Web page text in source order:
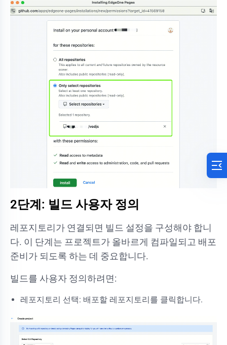
2단계: 빌드 사용자 정의
레포지토리가 연결되면 빌드 설정을 구성해야 합니
다. 이 단계는 프로젝트가 올바르게 컴파일되고 배포
준비가 되도록 하는 데 중요합니다.
빌드를 사용자 정의하려면:
레포지토리 선택: 배포할 레포지토리를 클릭합니다.